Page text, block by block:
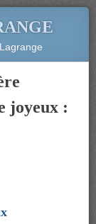
joyeux :